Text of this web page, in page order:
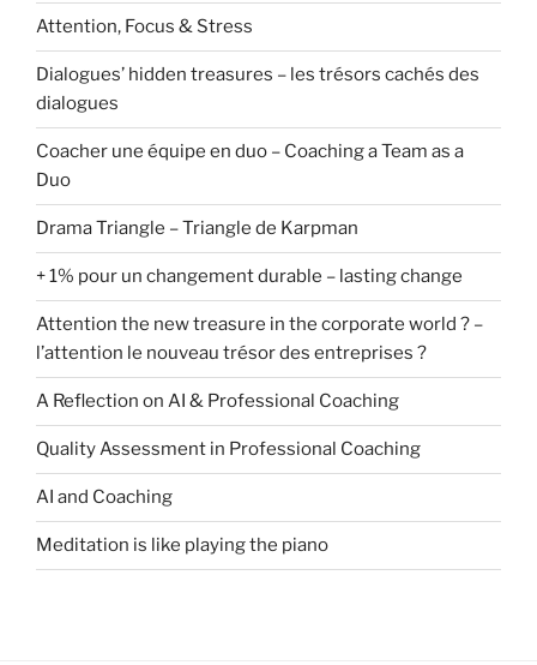
Attention, Focus & Stress
Dialogues’ hidden treasures – les trésors cachés des
dialogues
Coacher une équipe en duo – Coaching a Team as a
Duo
Drama Triangle – Triangle de Karpman
+ 1% pour un changement durable – lasting change
Attention the new treasure in the corporate world ? –
l’attention le nouveau trésor des entreprises ?
A Reflection on AI & Professional Coaching
Quality Assessment in Professional Coaching
AI and Coaching
Meditation is like playing the piano